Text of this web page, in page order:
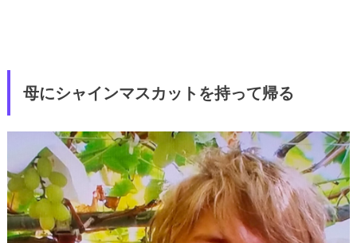
母にシャインマスカットを持って帰る